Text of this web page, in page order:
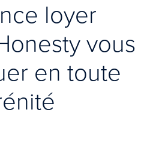
loyer
vous
en toute